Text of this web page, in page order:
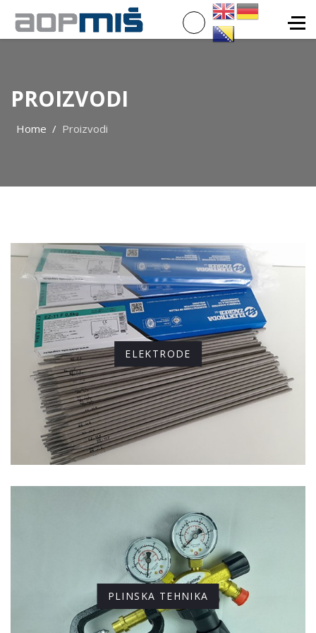
PROIZVODI
Home Proizvodi
ELEKTRODE
PLINSKA TEHNIKA